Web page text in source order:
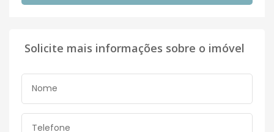
Solicite mais informações sobre o imóvel